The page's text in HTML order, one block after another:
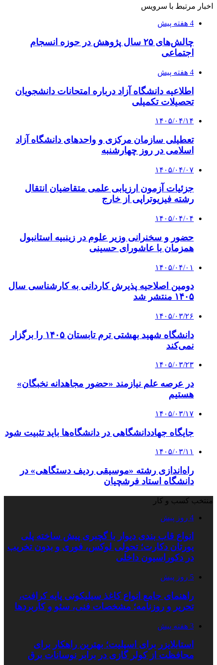
اخبار مرتبط با سرویس
4 هفته پیش
چالش‌های ۲۵ سال پژوهش در حوزه انسجام
اجتماعی
4 هفته پیش
اطلاعیه دانشگاه آزاد درباره امتحانات دانشجویان
تحصیلات تکمیلی
۱۴۰۵/۰۴/۱۴
تعطیلی سازمان مرکزی و واحدهای دانشگاه آزاد
اسلامی در روز چهارشنبه
۱۴۰۵/۰۴/۰۷
جزئیات آزمون ارزیابی علمی متقاضیان انتقال
رشته فیزیوتراپی از خارج
۱۴۰۵/۰۴/۰۴
حضور و سخنرانی وزیر علوم در زینبیه استانبول
همزمان با عاشورای حسینی
۱۴۰۵/۰۴/۰۱
دومین اصلاحیه پذیرش کاردانی به کارشناسی‌ سال
۱۴۰۵ منتشر شد
۱۴۰۵/۰۳/۲۶
دانشگاه شهید بهشتی ترم تابستان ۱۴۰۵ را برگزار
نمی‌کند
۱۴۰۵/۰۳/۲۳
در عرصه علم نیازمند «حضور مجاهدانه نخبگان»
هستیم
۱۴۰۵/۰۳/۱۷
جایگاه جهاددانشگاهی در دانشگاه‌ها باید تثبیت شود
۱۴۰۵/۰۳/۱۱
راه‌اندازی رشته «موسیقی ردیف دستگاهی» در
دانشگاه استاد فرشچیان
منتخب کسب و کار
4 روز پیش
انواع قاب بندی دیوار با گچبری پیش ساخته پلی
یورتان دکارت؛ تحولی لوکس، فوری و بدون تخریب
در دکوراسیون داخلی
5 روز پیش
راهنمای جامع انواع کاغذ سیلیکونی پایه کرافت،
تحریر و روزنامه؛ مشخصات فنی، سئو و کاربردها
3 هفته پیش
استابلایزر برای اسپلیت؛ بهترین راهکار برای
محافظت از کولر گازی در برابر نوسانات برق